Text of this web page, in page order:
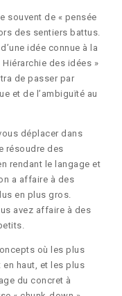
souvent de « pensée
des sentiers battus.
idée connue à la
Hiérarchie des idées »
de passer par
et de l’ambiguïté au
déplacer dans
résoudre des
rendant le langage et
a affaire à des
en plus gros.
avez affaire à des
où les plus
haut, et les plus
du concret à